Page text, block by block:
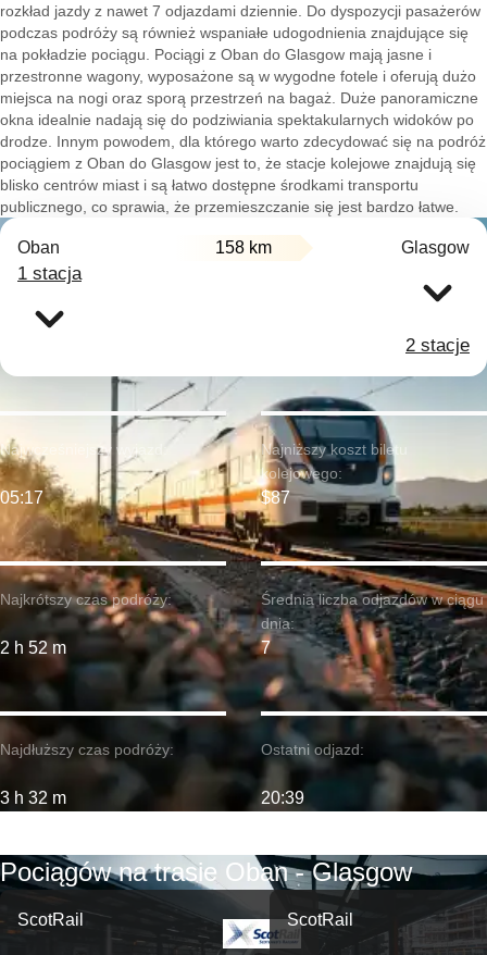
rozkład jazdy z nawet 7 odjazdami dziennie. Do dyspozycji pasażerów
podczas podróży są również wspaniałe udogodnienia znajdujące się
na pokładzie pociągu. Pociągi z Oban do Glasgow mają jasne i
przestronne wagony, wyposażone są w wygodne fotele i oferują dużo
miejsca na nogi oraz sporą przestrzeń na bagaż. Duże panoramiczne
okna idealnie nadają się do podziwiania spektakularnych widoków po
drodze. Innym powodem, dla którego warto zdecydować się na podróż
pociągiem z Oban do Glasgow jest to, że stacje kolejowe znajdują się
blisko centrów miast i są łatwo dostępne środkami transportu
publicznego, co sprawia, że przemieszczanie się jest bardzo łatwe.
Oban 158 km Glasgow
1 stacja
2 stacje
Najkrótszy czas podróży:
2 h 52 m
Najwcześniejszy wyjazd:
05:17
Najdłuższy czas podróży:
3 h 32 m
Najniższy koszt biletu
kolejowego:
$87
Średnia liczba odjazdów w ciągu
dnia:
7
Ostatni odjazd:
20:39
Pociągów na trasie Oban - Glasgow
ScotRail ScotRail